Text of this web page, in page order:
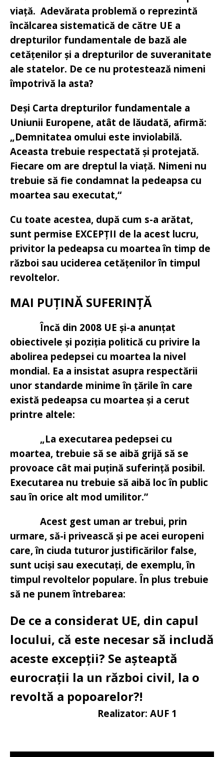
viață. Adevărata problemă o reprezintă
încălcarea sistematică de către UE a
drepturilor fundamentale de bază ale
cetățenilor și a drepturilor de suveranitate
ale statelor. De ce nu protestează nimeni
împotrivă la asta?
Deși Carta drepturilor fundamentale a
Uniunii Europene, atât de lăudată, afirmă:
„Demnitatea omului este inviolabilă.
Aceasta trebuie respectată și protejată.
Fiecare om are dreptul la viață. Nimeni nu
trebuie să fie condamnat la pedeapsa cu
moartea sau executat,“
Cu toate acestea, după cum s-a arătat,
sunt permise EXCEPȚII de la acest lucru,
privitor la pedeapsa cu moartea în timp de
război sau uciderea cetățenilor în timpul
revoltelor.
MAI PUȚINĂ SUFERINȚĂ
Încă din 2008 UE și-a anunțat
obiectivele și poziția politică cu privire la
abolirea pedepsei cu moartea la nivel
mondial. Ea a insistat asupra respectării
unor standarde minime în țările în care
există pedeapsa cu moartea și a cerut
printre altele:
„La executarea pedepsei cu
moartea, trebuie să se aibă grijă să se
provoace cât mai puțină suferință posibil.
Executarea nu trebuie să aibă loc în public
sau în orice alt mod umilitor.”
Acest gest uman ar trebui, prin
urmare, să-i privească și pe acei europeni
care, în ciuda tuturor justificărilor false,
sunt uciși sau executați, de exemplu, în
timpul revoltelor populare. În plus trebuie
să ne punem întrebarea:
De ce a considerat UE, din capul
locului, că este necesar să includă
aceste excepții? Se așteaptă
eurocrații la un război civil, la o
revoltă a popoarelor?!
Realizator: AUF 1